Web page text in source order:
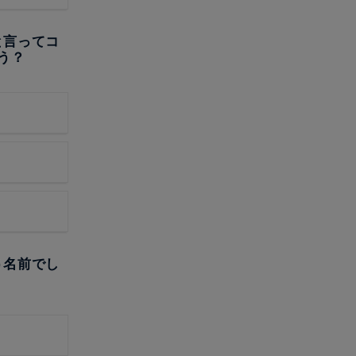
ってコ
？
前でし